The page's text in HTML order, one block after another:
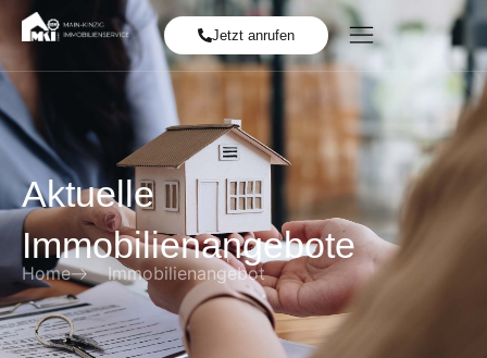
Jetzt anrufen
Aktuelle
Immobilienangebote
Home Immobilienangebot